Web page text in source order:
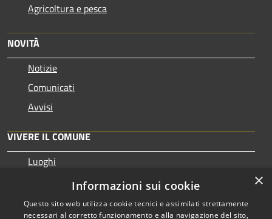
Agricoltura e pesca
NOVITÀ
Notizie
Comunicati
Avvisi
VIVERE IL COMUNE
Luoghi
×
Informazioni sui cookie
Questo sito web utilizza cookie tecnici e assimilati strettamente
necessari al corretto funzionamento e alla navigazione del sito,